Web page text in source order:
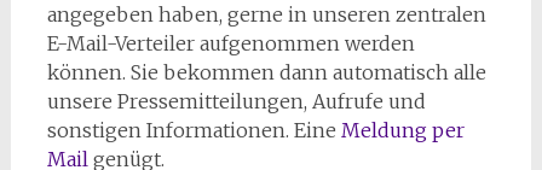
angegeben haben, gerne in unseren zentralen
E-Mail-Verteiler aufgenommen werden
können. Sie bekommen dann automatisch alle
unsere Pressemitteilungen, Aufrufe und
sonstigen Informationen. Eine Meldung per
Mail genügt.